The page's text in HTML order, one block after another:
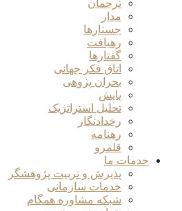
ترجمان
مدار
جستارها
رهیافت
گفتارها
اتاق فکر جهانی
بحران پژوهی
پایش
تحلیل استراتژیک
رخدادنگار
رهنامه
قلمرو
خدمات ما
پذیرش و تربیت پژوهشگر
خدمات سازمانی
شبکه مشاوره همگام